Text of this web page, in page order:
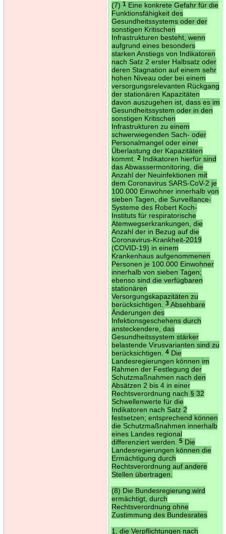
(7) 1Eine konkrete Gefahr für die
Funktionsfähigkeit des
Gesundheitssystems oder der
sonstigen Kritischen
Infrastrukturen besteht, wenn
aufgrund eines besonders
starken Anstiegs von Indikatoren
nach Satz 2 erster Halbsatz oder
deren Stagnation auf einem sehr
hohen Niveau oder bei einem
versorgungsrelevanten Rückgang
der stationären Kapazitäten
davon auszugehen ist, dass es im
Gesundheitssystem oder in den
sonstigen Kritischen
Infrastrukturen zu einem
schwerwiegenden Sach- oder
Personalmangel oder einer
Überlastung der Kapazitäten
kommt.
2Indikatoren hierfür sind
das Abwassermonitoring, die
Anzahl der Neuinfektionen mit
dem Coronavirus SARS-CoV-2 je
100.000 Einwohner innerhalb von
sieben Tagen, die Surveillance-
Systeme des Robert Koch-
Instituts für respiratorische
Atemwegserkrankungen, die
Anzahl der in Bezug auf die
Coronavirus-Krankheit-2019
(COVID-19) in einem
Krankenhaus aufgenommenen
Personen je 100.000 Einwohner
innerhalb von sieben Tagen;
ebenso sind die verfügbaren
stationären
Versorgungskapazitäten zu
berücksichtigen.
3Absehbare
Änderungen des
Infektionsgeschehens durch
ansteckendere, das
Gesundheitssystem stärker
belastende Virusvarianten sind zu
berücksichtigen.
4Die
Landesregierungen können im
Rahmen der Festlegung der
Schutzmaßnahmen nach den
Absätzen 2 bis 4 in einer
Rechtsverordnung nach § 32
Schwellenwerte für die
Indikatoren nach Satz 2
festsetzen; entsprechend können
die Schutzmaßnahmen innerhalb
eines Landes regional
differenziert werden.
5Die
Landesregierungen können die
Ermächtigung durch
Rechtsverordnung auf andere
Stellen übertragen.
(8) Die Bundesregierung wird
ermächtigt, durch
Rechtsverordnung ohne
Zustimmung des Bundesrates
1. die Verpflichtungen nach